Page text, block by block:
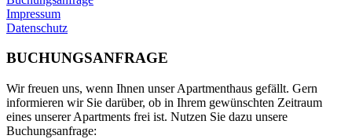
Impressum
Datenschutz
BUCHUNGS­ANFRAGE
Wir freuen uns, wenn Ihnen unser Apartmenthaus gefällt. Gern
informieren wir Sie darüber, ob in Ihrem gewünschten Zeitraum
eines unserer Apartments frei ist. Nutzen Sie dazu unsere
Buchungsanfrage: